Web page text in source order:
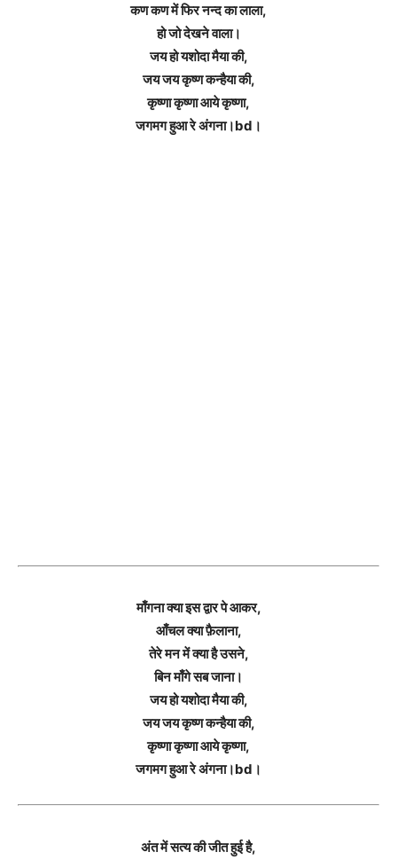
कण कण में फिर नन्द का लाला,
हो जो देखने वाला।
जय हो यशोदा मैया की,
जय जय कृष्ण कन्हैया की,
कृष्णा कृष्णा आये कृष्णा,
जगमग हुआ रे अंगना।bd।
माँगना क्या इस द्वार पे आकर,
आँचल क्या फ़ैलाना,
तेरे मन में क्या है उसने,
बिन माँगे सब जाना।
जय हो यशोदा मैया की,
जय जय कृष्ण कन्हैया की,
कृष्णा कृष्णा आये कृष्णा,
जगमग हुआ रे अंगना।bd।
अंत में सत्य की जीत हुई है,